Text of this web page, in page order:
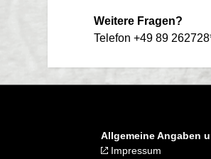
Weitere Fragen?
Telefon +49 89
Allgemeine Angaben
Impressum